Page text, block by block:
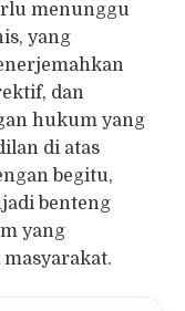
menunggu
yang
dan
hukum yang
di atas
begitu,
benteng
yang